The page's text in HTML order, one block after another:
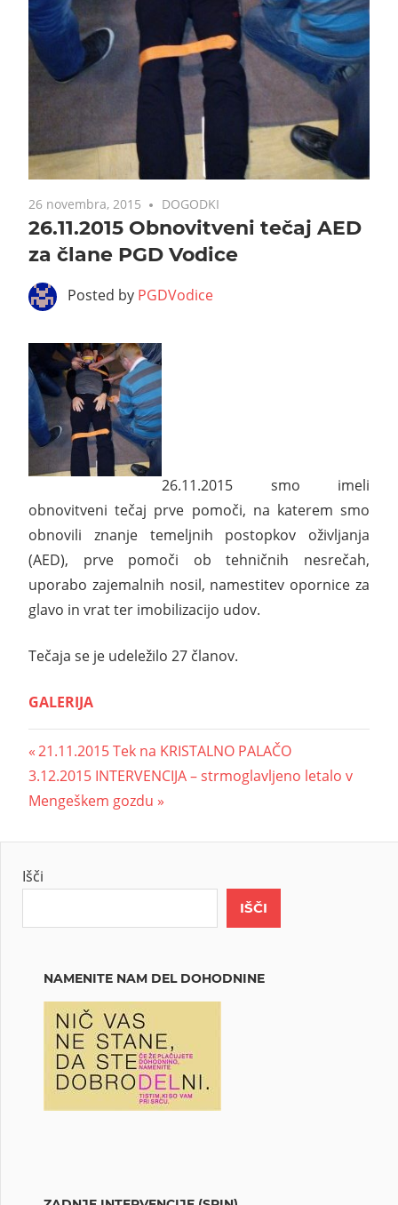
26 novembra, 2015 DOGODKI
26.11.2015 Obnovitveni tečaj AED
za člane PGD Vodice
Posted by PGDVodice
26.11.2015 smo imeli
obnovitveni tečaj prve pomoči, na katerem smo
obnovili znanje temeljnih postopkov oživljanja
(AED), prve pomoči ob tehničnih nesrečah,
uporabo zajemalnih nosil, namestitev opornice za
glavo in vrat ter imobilizacijo udov.
Tečaja se je udeležilo 27 članov.
GALERIJA
21.11.2015 Tek na KRISTALNO PALAČO
3.12.2015 INTERVENCIJA – strmoglavljeno letalo v
Mengeškem gozdu
Išči
IŠČI
NAMENITE NAM DEL DOHODNINE